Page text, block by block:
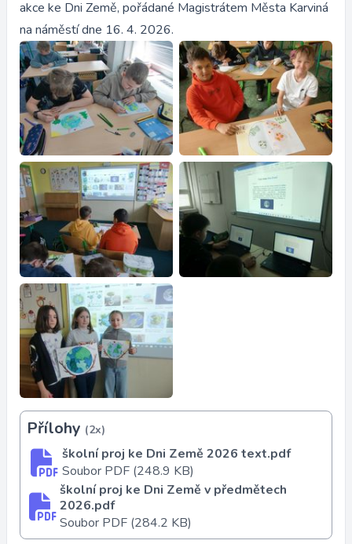
akce ke Dni Země, pořádané Magistrátem Města Karviná
na náměstí dne 16. 4. 2026.
Přílohy (2x)
školní proj ke Dni Země 2026 text.pdf
Soubor PDF (248.9 KB)
školní proj ke Dni Země v předmětech
2026.pdf
Soubor PDF (284.2 KB)